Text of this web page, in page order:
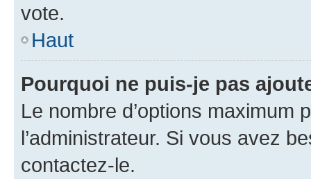
vote.
Haut
Pourquoi ne puis-je pas
Le nombre d’options maximum
l’administrateur. Si vous avez
contactez-le.